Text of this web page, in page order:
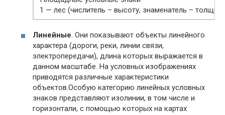
1 — лес (числитель – высоту, знаменатель –
Линейные . Они показывают объекты линейного
характера (дороги, реки, линии связи,
электропередачи), длина которых выражается в
данном масштабе. На условных изображениях
приводятся различные характеристики
объектов.Особую категорию линейных условных
знаков представляют изолинии, в том числе и
горизонтали, с помощью которых на картах